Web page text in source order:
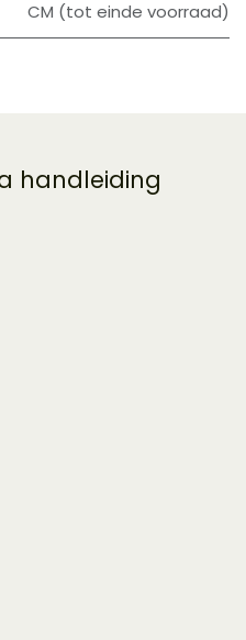
CM (tot einde voorraad)
handleiding